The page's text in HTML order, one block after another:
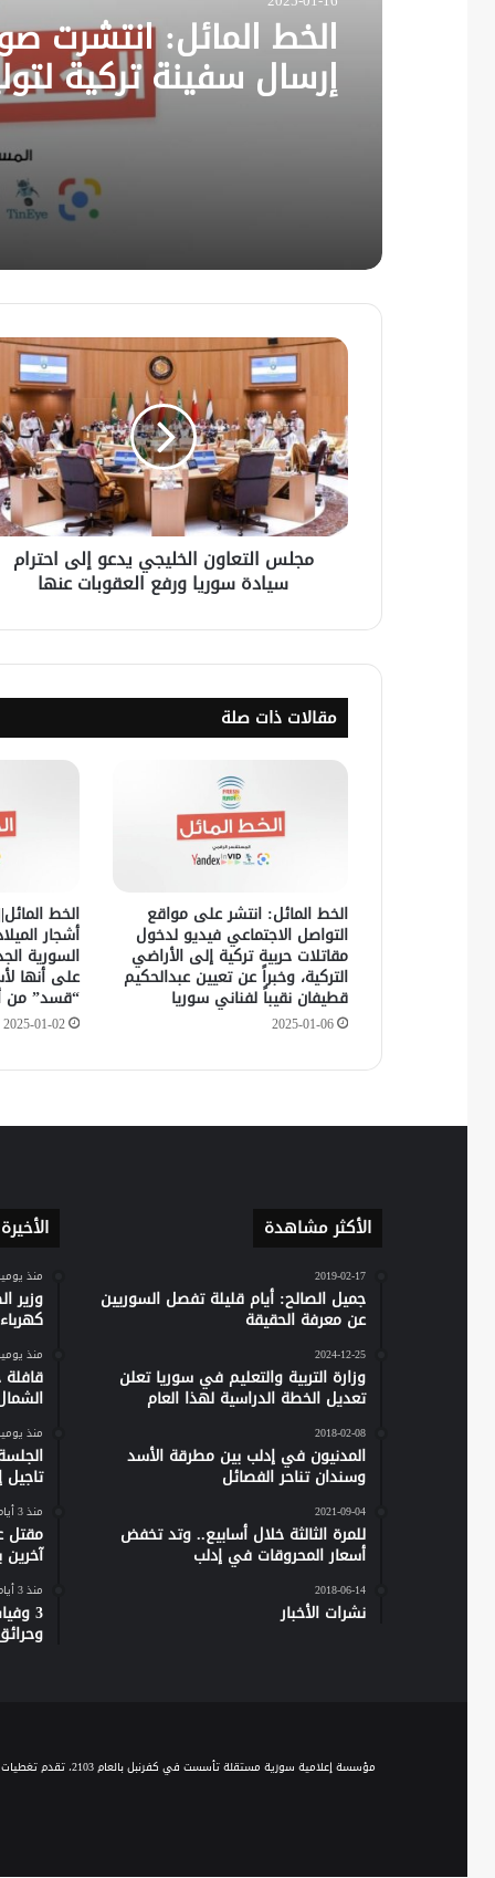
الخط المائل: انتشرت
إرسال سفينة تركية
الكهرباء إلى سوريا..
أخرى لوصول أول
الطائرات المروحية إلى
مجلس التعاون الخليجي يدعو إلى احترام
سيادة سوريا ورفع العقوبات عنها
مقالات ذات صلة
الخط المائل: انتشر على مواقع
التواصل الاجتماعي فيديو لدخول
مقاتلات حربية تركية إلى الأراضي
التركية، وخبراً عن تعيين عبدالحكيم
قطيفان نقيباً لفناني سوريا
2025-01-06
الخط
أشجار
السورية
على أنها
“قسد” من
2025-01-02
الأكثر مشاهدة
2019-02-17
جميل الصالح: أيام قليلة تفصل السوريين
عن معرفة الحقيقة
2024-12-25
وزارة التربية والتعليم في سوريا تعلن
تعديل الخطة الدراسية لهذا العام
2018-02-08
المدنيون في إدلب بين مطرقة الأسد
وسندان تناحر الفصائل
2021-09-04
للمرة الثالثة خلال أسابيع.. وتد تخفض
أسعار المحروقات في إدلب
2018-06-14
نشرات الأخبار
الأخيرة
منذ
وزير
كهرباء
منذ
منذ
تاجيل
منذ 3 أيام
مقتل
منذ 3 أيام
مؤسسة إعلامية سورية مستقلة تأسست في كفرنبل بالعام 2103، تقدم تغطيات إخبارية وصحفية متنوعة على مدار الساعة، وتقدم مجموعة من الباقات البرامجية الحوارية والاجتماعية والخدمية، عبر موجة الـ FM والبث المباشر، ومنصاتها المختلفة على السوشيال ميديا.